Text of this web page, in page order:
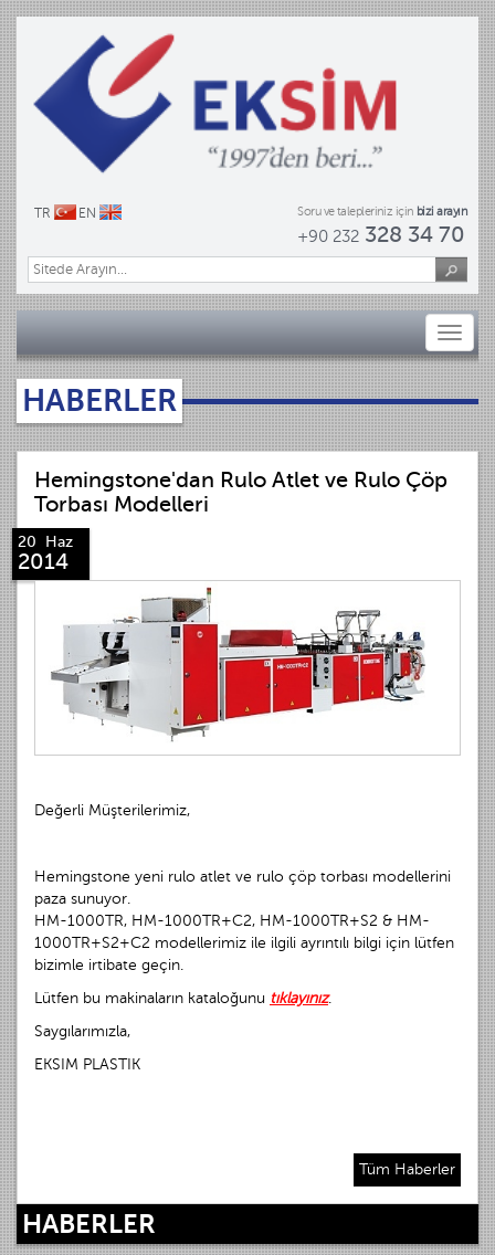
TR EN Soru ve talepleriniz için bizi arayın
+90 232 328 34 70
Toggle
HABERLER
Hemingstone'dan Rulo Atlet ve Rulo Çöp
Torbası Modelleri
20 Haz
2014
Değerli Müşterilerimiz,
Hemingstone yeni rulo atlet ve rulo çöp torbası modellerini
paza sunuyor.
HM-1000TR, HM-1000TR+C2, HM-1000TR+S2 & HM-
1000TR+S2+C2 modellerimiz ile ilgili ayrıntılı bilgi için lütfen
bizimle irtibate geçin.
Lütfen bu makinaların kataloğunu tıklayınız.
Saygılarımızla,
EKSIM PLASTIK
Tüm Haberler
HABERLER